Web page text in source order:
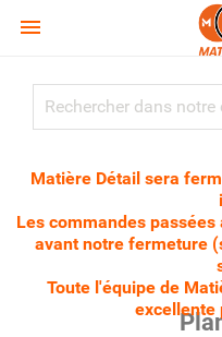

Matière Détail sera
Les commandes
avant notre fermeture
Toute l'équipe de
excellente